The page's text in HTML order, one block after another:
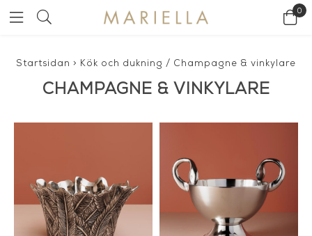
0
Startsidan > Kök och dukning / Champagne & vinkylare
CHAMPAGNE & VINKYLARE